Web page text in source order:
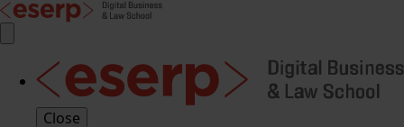
Close